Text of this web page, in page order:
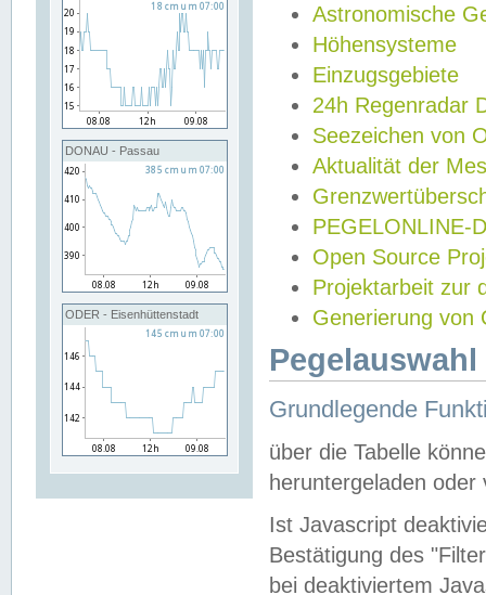
DONAU - Passau
ODER - Eisenhüttenstadt
Astronomische
Höhensysteme
Einzugsgebiete
24h Regenradar
Seezeichen von
Aktualität der
PEGELONLINE-
Open Source
Projektarbeit zur
Generierung von
Grundlegende
über die Tabelle
heruntergeladen oder
Ist Javascript
Bestätigung des
bei deaktiviertem